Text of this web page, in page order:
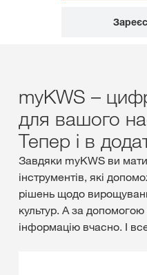
myKWS –
для вашого
Тепер і в
Завдяки myKWS ви
інструментів, які
рішень щодо
культур. А за
інформацію вчасно. І